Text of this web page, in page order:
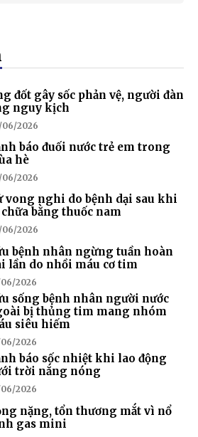
đốt gây sốc phản vệ, người đàn
nguy kịch
2026
báo đuối nước trẻ em trong
hè
2026
vong nghi do bệnh dại sau khi
bằng thuốc nam
2026
bệnh nhân ngừng tuần hoàn
lần do nhồi máu cơ tim
2026
sống bệnh nhân người nước
bị thủng tim mang nhóm
siêu hiếm
2026
báo sốc nhiệt khi lao động
trời nắng nóng
2026
nặng, tổn thương mắt vì nổ
gas mini